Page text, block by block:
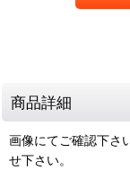
商品詳細
画像にてご確認下さ
せ下さい。